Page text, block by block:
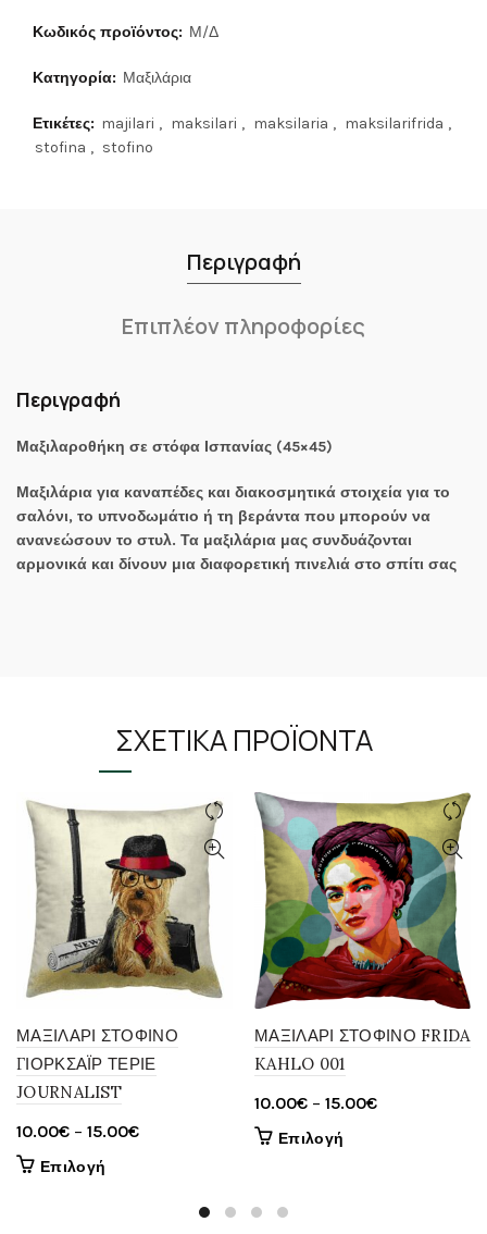
Κωδικός προϊόντος: Μ/Δ
Κατηγορία: Μαξιλάρια
Ετικέτες: majilari , maksilari , maksilaria , maksilarifrida ,
stofina , stofino
Περιγραφή
Επιπλέον πληροφορίες
Περιγραφή
Μαξιλαροθήκη σε στόφα Ισπανίας (45×45)
Μαξιλάρια για καναπέδες και διακοσμητικά στοιχεία για το
σαλόνι, το υπνοδωμάτιο ή τη βεράντα που μπορούν να
ανανεώσουν το στυλ. Τα μαξιλάρια μας συνδυάζονται
αρμονικά και δίνουν μια διαφορετική πινελιά στο σπίτι σας
ΣΧΕΤΙΚΆ ΠΡΟΪΌΝΤΑ
ΜΑΞΙΛΑΡΙ ΣΤΟΦΙΝΟ
ΓΙΟΡΚΣΑΪΡ ΤΕΡΙΕ
JOURNALIST
10.00€ – 15.00€Price
through
Επιλογή
ΜΑΞΙΛΑΡΙ ΣΤΟΦΙΝΟ FRIDA
KAHLO 001
10.00€ – 15.00€Price
Επιλογή